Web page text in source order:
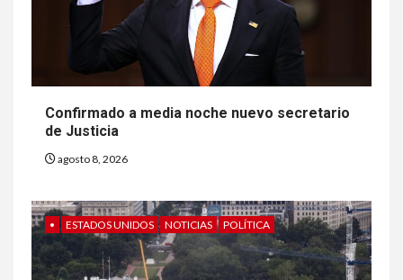
Confirmado a media noche nuevo secretario
de Justicia
agosto 8, 2026
• ESTADOS UNIDOS NOTICIAS POLÍTICA